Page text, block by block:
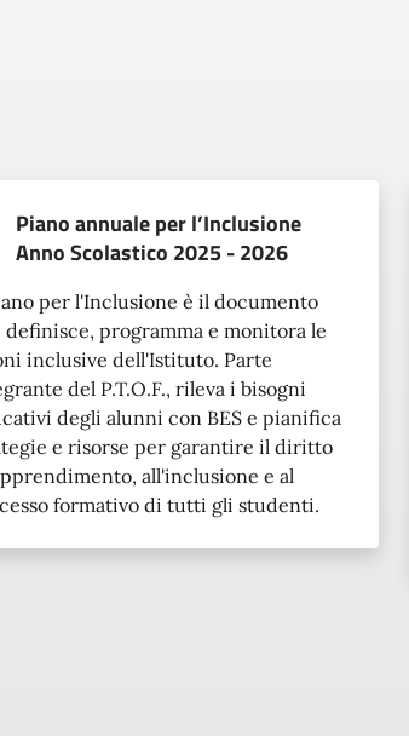
Piano annuale per l’Inclusione
Anno Scolastico 2025 - 2026
per l'Inclusione è il documento
definisce, programma e monitora le
inclusive dell'Istituto. Parte
del P.T.O.F., rileva i bisogni
degli alunni con BES e pianifica
e risorse per garantire il diritto
all'inclusione e al
formativo di tutti gli studenti.